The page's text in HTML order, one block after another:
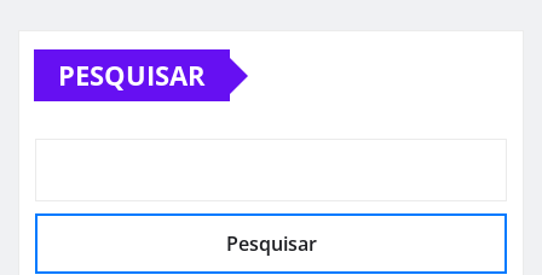
PESQUISAR
Pesquisar